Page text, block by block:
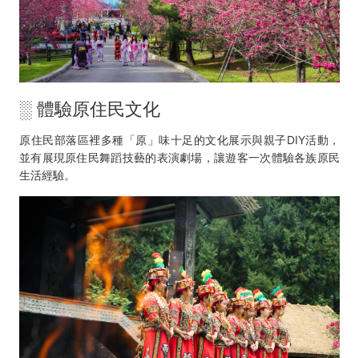
░ 體驗原住民文化
原住民部落區裡多種「原」味十足的文化展示與親子DIY活動，
並有展現原住民舞蹈技藝的表演劇場，讓遊客一次體驗各族原民
生活經驗。